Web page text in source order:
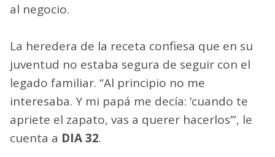
al negocio.
La heredera de la receta confiesa que en su
juventud no estaba segura de seguir con el
legado familiar. “Al principio no me
interesaba. Y mi papá me decía: ‘cuando te
apriete el zapato, vas a querer hacerlos’”, le
cuenta a DIA 32.